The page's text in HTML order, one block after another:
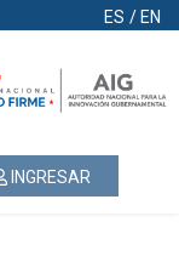
ES / EN
INGRESAR